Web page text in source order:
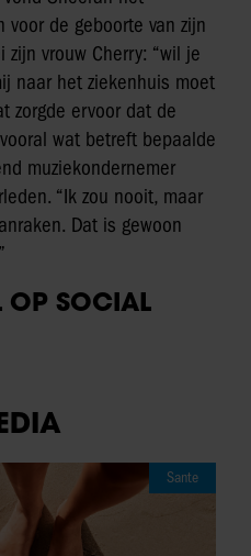
voor de geboorte van zijn
vrouw Cherry: “wil je
naar het ziekenhuis moet
zorgde ervoor dat de
wat betreft bepaalde
muziekondernemer
“Ik zou nooit, maar
Dat is gewoon
OP SOCIAL
Sante